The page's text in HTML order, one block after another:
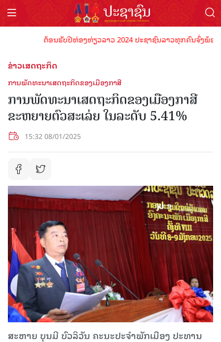
ຕ້ອນຮັບປີທ່ອງທ່ຽວລາວ 2024 ປະຊາຊົນລາວທຸກຄົນຈົ່ງພ້ອມ
ຂ່າວເສດຖະກິດ
ການພັດທະນາເສດຖະກິດຂອງເມືອງກາສີ
ການພັດທະນາເສດຖະກິດຂອງເມືອງກາສີ
ຂະຫຍາຍຕົວສະເລ່ຍ ໃນລະດັບ 5.41%
15:32 08/01/2025
ສະຫາຍ ບຸນມີ ບົວລິວັນ ຄະນະປະຈຳພັກເມືອງ ປະທານ